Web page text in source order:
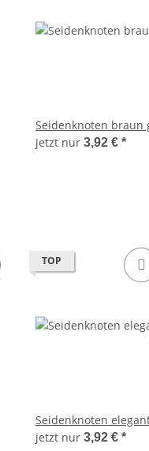
Seidenknoten braun
jetzt nur 3,92 € *
TOP
Seidenknoten
jetzt nur 3,92 € *